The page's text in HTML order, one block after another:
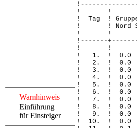
Warnhinweis
Einführung
für Einsteiger
!
! Tag !
! ! Nord Sued
!
!-------
!
! 1. !
! 2. !
! 3. !
! 4. !
! 5. !
! 6. !
! 7. !
! 8. !
! 9. !
! 10. !